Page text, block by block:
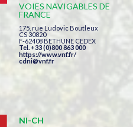
VOIES NAVIGABLES DE
FRANCE
175, rue Ludovic Boutleux
CS 30820
F-62408 BETHUNE CEDEX
Tel. +33 (0)800 863 000
https://www.vnf.fr/
cdni@vnf.fr
NI-CH